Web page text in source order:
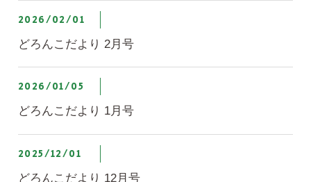
2026/02/01
どろんこだより 2月号
2026/01/05
どろんこだより 1月号
2025/12/01
どろんこだより 12月号